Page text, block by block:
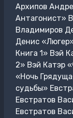
Архипов
Антагонист»
Владимиров
Денис
Книга 1» Вэй
2» Вэй Катэр
«Ночь
судьбы»
Евстратов
Евстратов